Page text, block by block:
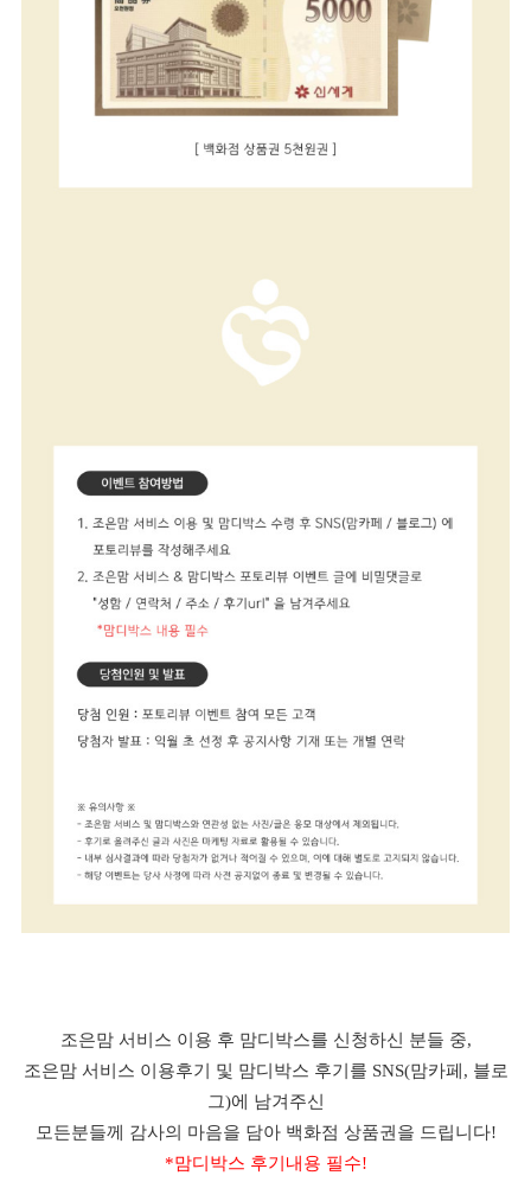
조은맘 서비스 이용 후 맘디박스를 신청하신 분들 중,
조은맘 서비스 이용후기 및 맘디박스 후기를 SNS(맘카페, 블로
그)에 남겨주신
모든분들께 감사의 마음을 담아 백화점 상품권을 드립니다!
*맘디박스 후기내용 필수!